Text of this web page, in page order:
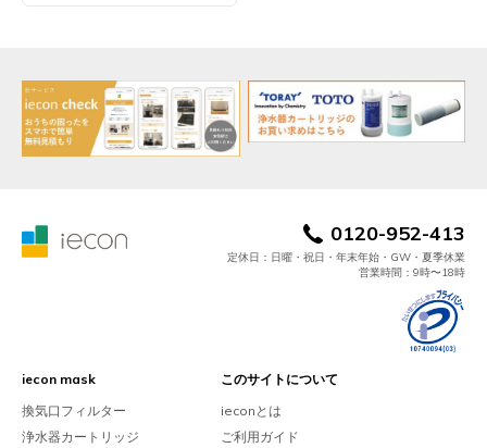
0120-952-413
定休日：日曜・祝日・年末年始・GW・夏季休業
営業時間：9時〜18時
iecon mask
換気口フィルター
浄水器カートリッジ
このサイトについて
ieconとは
ご利用ガイド